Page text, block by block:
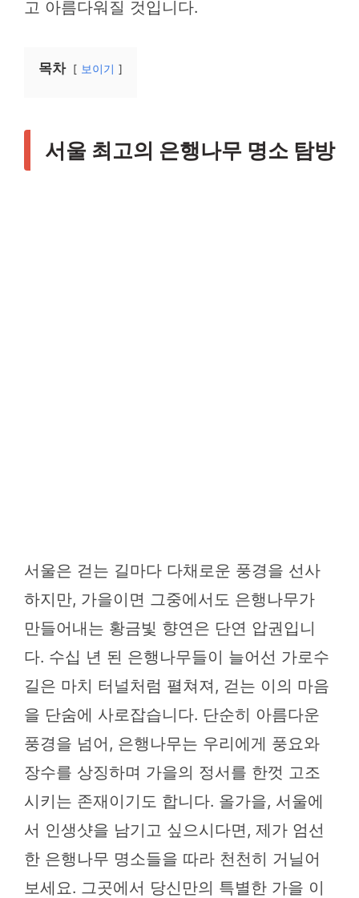
고 아름다워질 것입니다.
목차 보이기
서울 최고의 은행나무 명소 탐방
서울은 걷는 길마다 다채로운 풍경을 선사
하지만, 가을이면 그중에서도 은행나무가
만들어내는 황금빛 향연은 단연 압권입니
다. 수십 년 된 은행나무들이 늘어선 가로수
길은 마치 터널처럼 펼쳐져, 걷는 이의 마음
을 단숨에 사로잡습니다. 단순히 아름다운
풍경을 넘어, 은행나무는 우리에게 풍요와
장수를 상징하며 가을의 정서를 한껏 고조
시키는 존재이기도 합니다. 올가을, 서울에
서 인생샷을 남기고 싶으시다면, 제가 엄선
한 은행나무 명소들을 따라 천천히 거닐어
보세요. 그곳에서 당신만의 특별한 가을 이